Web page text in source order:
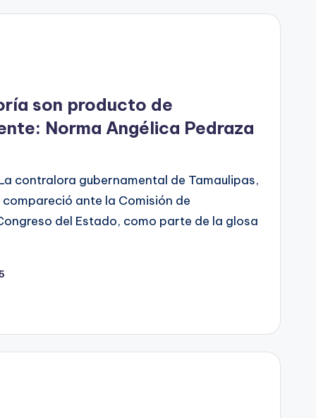
son producto de
Norma Angélica Pedraza
contralora gubernamental de Tamaulipas,
ante la Comisión de
del Estado, como parte de la glosa